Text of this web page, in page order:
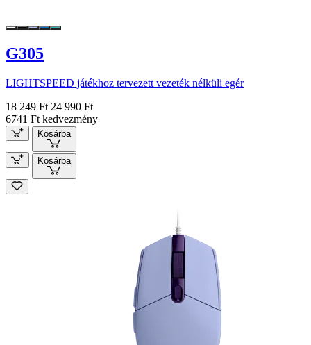
G305
LIGHTSPEED játékhoz tervezett vezeték nélküli egér
18 249 Ft 24 990 Ft
6741 Ft kedvezmény
Kosárba
Kosárba